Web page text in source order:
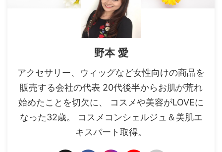
野本 愛
アクセサリー、ウィッグなど女性向けの商品を
販売する会社の代表 20代後半からお肌が荒れ
始めたことを切欠に、 コスメや美容がLOVEに
なった32歳。 コスメコンシェルジュ＆美肌エ
キスパート取得。